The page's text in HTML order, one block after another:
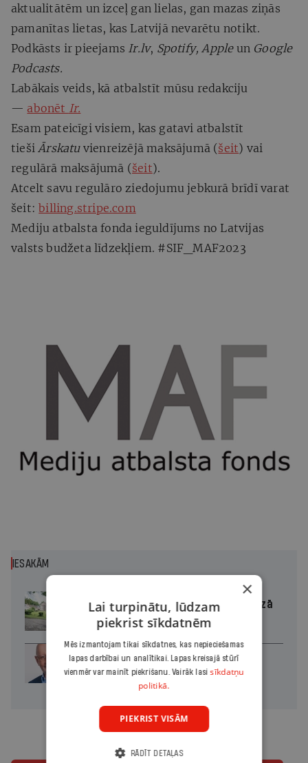
aktualitātēm un izceļ gan lielas, gan mazas ziņās
pamanītas lietas, kas Latvijā nevarētu notikt.
Podkāsts ir pieejams Ir.lv, Spotify, Apple un Google
Podcasts.
Labākais veids, kā atbalstīt mūsu redakciju
— abonēt Ir.
Esam pateicīgi visiem, kas gatavi atbalstīt
tieši Ārskatuvienreizējā maksājumā (šeit) vai
regulārā maksājumā (šeit).
Atcelt savu regulāro ziedojumu jebkurā brīdī varat
šeit:billing.stripe.com
Mediju atbalsta fonda ieguldījums no Latvijas
valsts budžeta līdzekļiem. #SIF_MAF2023
IESAKĀM
Kaucmindes pils atjaunotāja bez rozā
brillēm
Divas koalīcijas
×
Lai turpinātu, lūdzam
piekrist sīkdatnēm
Mēs izmantojam tikai sīkdatnes, kas nepieciešamas
lapas darbībai un analītikai. Lapas kreisajā stūrī
vienmēr var mainīt piekrišanu. Vairāk lasisīkdatņu
politikā.
PIEKRIST VISĀM
RĀDĪT DETAĻAS